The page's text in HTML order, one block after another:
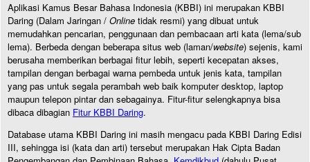
Aplikasi Kamus Besar Bahasa Indonesia (KBBI) ini merupakan KBBI
Daring (Dalam Jaringan / Online tidak resmi) yang dibuat untuk
memudahkan pencarian, penggunaan dan pembacaan arti kata (lema/sub
lema). Berbeda dengan beberapa situs web (laman/website) sejenis, kami
berusaha memberikan berbagai fitur lebih, seperti kecepatan akses,
tampilan dengan berbagai warna pembeda untuk jenis kata, tampilan
yang pas untuk segala perambah web baik komputer desktop, laptop
maupun telepon pintar dan sebagainya. Fitur-fitur selengkapnya bisa
dibaca dibagian Fitur KBBI Daring.
Database utama KBBI Daring ini masih mengacu pada KBBI Daring Edisi
III, sehingga isi (kata dan arti) tersebut merupakan Hak Cipta Badan